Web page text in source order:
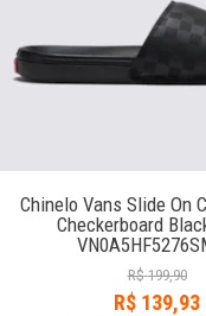
Chinelo Vans Slide On
Checkerboard
R$ 199,90
R$ 139,93